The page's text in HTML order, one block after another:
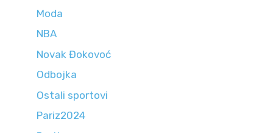
Moda
NBA
Novak Đokovoć
Odbojka
Ostali sportovi
Pariz2024